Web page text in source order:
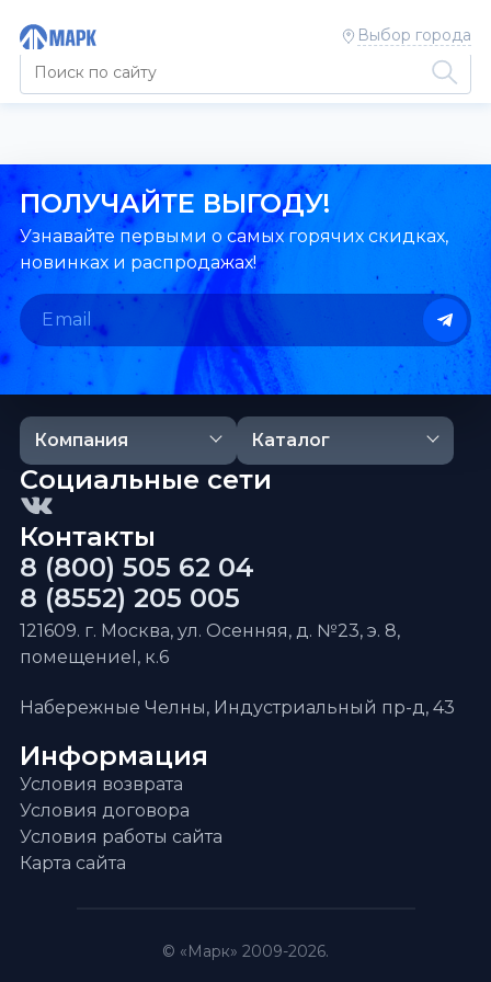
Выбор города
ПОЛУЧАЙТЕ ВЫГОДУ!
Узнавайте первыми о самых горячих скидках,
новинках и распродажах!
Компания Каталог
Информация
Условия возврата
Условия договора
Условия работы сайта
Карта сайта
Контакты
8 (800) 505 62 04
8 (8552) 205 005
121609. г. Москва, ул. Осенняя, д. №23, э. 8,
помещениеI, к.6
Набережные Челны, Индустриальный пр-д, 43
Социальные сети
© «Марк» 2009-2026.